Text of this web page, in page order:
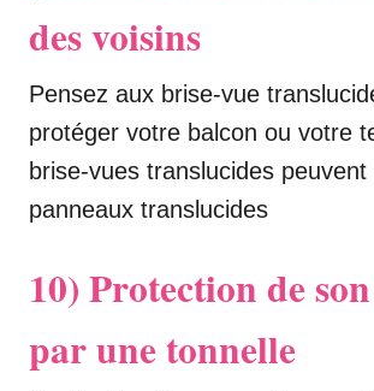
des voisins
Pensez aux brise-vue
protéger votre balcon ou votre
brise-vues translucides
panneaux translucides
10) Protection de
par une tonnelle